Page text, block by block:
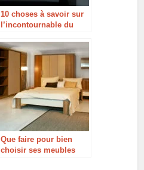
10 choses à savoir sur
l’incontournable du
Pipistrello de Gae
Aulenti en collaboration
avec la marque
italienne Martinelli Luce
Que faire pour bien
choisir ses meubles